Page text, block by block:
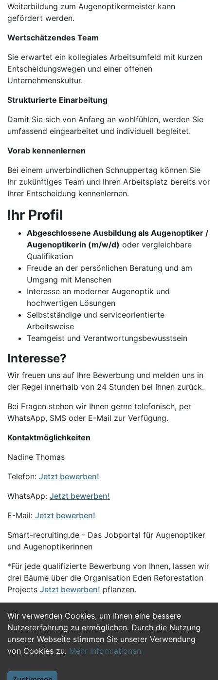
Wir verwenden Cookies, um Ihnen eine bessere
Nutzererfahrung zu ermöglichen. Durch die Nutzung
unserer Webseite stimmen Sie unserer Verwendung
von Cookies zu. Mehr Informationen
Weiterbildung zum Augenoptikermeister kann
gefördert werden.
Wertschätzendes Team
Sie erwartet ein kollegiales Arbeitsumfeld mit kurzen
Entscheidungswegen und einer offenen
Unternehmenskultur.
Strukturierte Einarbeitung
Damit Sie sich von Anfang an wohlfühlen, werden Sie
umfassend eingearbeitet und individuell begleitet.
Vorab kennenlernen
Bei einem unverbindlichen Schnuppertag können Sie
Ihr zukünftiges Team und Ihren Arbeitsplatz bereits vor
Ihrer Entscheidung kennenlernen.
Ihr Profil
Abgeschlossene Ausbildung als Augenoptiker /
Augenoptikerin (m/w/d) oder vergleichbare
Qualifikation
Freude an der persönlichen Beratung und am
Umgang mit Menschen
Interesse an moderner Augenoptik und
hochwertigen Lösungen
Selbstständige und serviceorientierte
Arbeitsweise
Teamgeist und Verantwortungsbewusstsein
Interesse?
Wir freuen uns auf Ihre Bewerbung und melden uns in
der Regel innerhalb von 24 Stunden bei Ihnen zurück.
Bei Fragen stehen wir Ihnen gerne telefonisch, per
WhatsApp, SMS oder E-Mail zur Verfügung.
Kontaktmöglichkeiten
Nadine Thomas
Telefon: Jetzt bewerben!
WhatsApp: Jetzt bewerben!
E-Mail: Jetzt bewerben!
Smart-recruiting.de - Das Jobportal für Augenoptiker
und Augenoptikerinnen
*Für jede qualifizierte Bewerbung von Ihnen, lassen wir
drei Bäume über die Organisation Eden Reforestation
Projects Jetzt bewerben! pflanzen.
Jetzt Bewerben